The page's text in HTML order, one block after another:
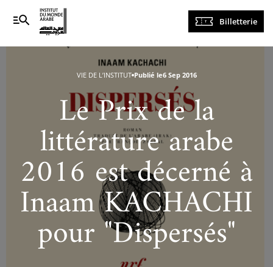
Navigation
principale
Billetterie
VIE DE L’INSTITUT Publié le6 Sep 2016
Le Prix de la
littérature arabe
2016 est décerné à
Inaam KACHACHI
pour "Dispersés"